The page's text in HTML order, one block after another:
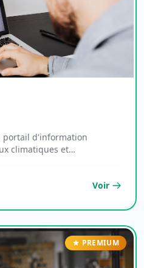
portail d'information
climatiques et
Voir
PREMIUM